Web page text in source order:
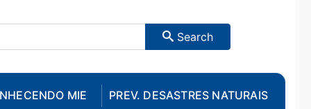
Search
MIE PREV. DESASTRES NATURAIS